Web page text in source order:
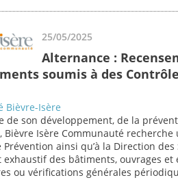
25/05/2025
Alternance :
soumis à des
Bièvre-Isère
de son développement, de la
Bièvre Isère Communauté
Prévention ainsi qu’à la Direction
exhaustif des bâtiments, ouvrages
ou vérifications générales